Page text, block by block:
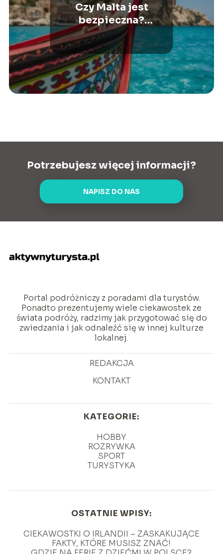
Czy Malta jest
bezpieczna?
Praktyczne porady dla
podróżujących
Potrzebujesz więcej informacji?
NAPISZ DO NAS
Portal podróżniczy z poradami dla turystów.
Ponadto prezentujemy wiele ciekawostek ze
świata podróży, radzimy jak przygotować się do
zwiedzania i jak odnaleźć się w innej kulturze
lokalnej.
REDAKCJA
KONTAKT
KATEGORIE:
HOBBY
ROZRYWKA
SPORT
TURYSTYKA
OSTATNIE WPISY:
CIEKAWOSTKI O IRLANDII – ZASKAKUJĄCE
FAKTY, KTÓRE MUSISZ ZNAĆ!